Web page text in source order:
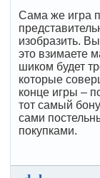
Сама же игра
изобразить.
это взимаете
шиком будет
которые
конце игры –
тот самый
сами
покупками.